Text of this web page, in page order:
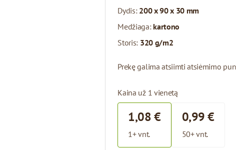
Dydis: 200 x 90 x 30 mm
Medžiaga: kartono
Storis: 320 g/m2
Prekę galima atsiimti atsiėmimo
Kaina už 1 vienetą
1,08 €
1+ vnt.
0,99 €
50+ vnt.